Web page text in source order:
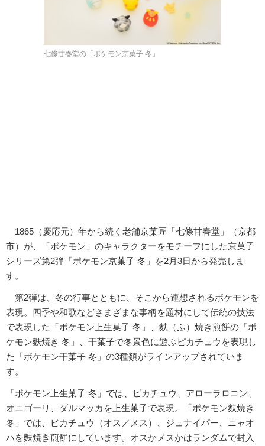
七條甘春堂の「ポケモン京菓子 冬」
1865（慶応元）年から続く老舗京菓匠「七條甘春堂」（京都
市）が、「ポケモン」のキャラクターをモチーフにした京菓子
シリーズ第2弾「ポケモン京菓子 冬」を2月3日から発売しま
す。
第2弾は、冬の行事とともに、そこから連想されるポケモンを
表現。四季や和歌などさまざまな事柄を題材にして伝統の技法
で表現した「ポケモン上生菓子 冬」、麩（ふ）焼き煎餅の「ポ
ケモン麩焼き 冬」、干菓子で冬景色に遊ぶピカチュウを表現し
た「ポケモン干菓子 冬」の3種類がラインアップされていま
す。
「ポケモン上生菓子 冬」では、ピカチュウ、アローラロコン、
オニゴーリ、ダルマッカを上生菓子で表現。「ポケモン麩焼き
冬」では、ピカチュウ（オス／メス）、ジュナイパー、ニャオ
ハを麩焼き煎餅にしています。オスかメスかはランダムで封入